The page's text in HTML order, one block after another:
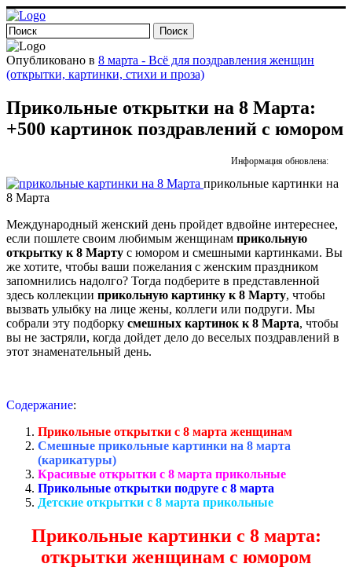
Опубликовано в 8 марта - Всё для поздравления женщин
(открытки, картинки, стихи и проза)
Прикольные открытки на 8 Марта:
+500 картинок поздравлений с юмором
Информация обновлена:
прикольные картинки на
8 Марта
Международный женский день пройдет вдвойне интереснее,
если пошлете своим любимым женщинам прикольную
открытку к 8 Марту с юмором и смешными картинками. Вы
же хотите, чтобы ваши пожелания с женским праздником
запомнились надолго? Тогда подберите в представленной
здесь коллекции прикольную картинку к 8 Марту, чтобы
вызвать улыбку на лице жены, коллеги или подруги. Мы
собрали эту подборку смешных картинок к 8 Марта, чтобы
вы не застряли, когда дойдет дело до веселых поздравлений в
этот знаменательный день.
Содержание:
Прикольные открытки с 8 марта женщинам
Смешные прикольные картинки на 8 марта
(карикатуры)
Красивые открытки с 8 марта прикольные
Прикольные открытки подруге с 8 марта
Детские открытки с 8 марта прикольные
Прикольные картинки с 8 марта:
открытки женщинам с юмором